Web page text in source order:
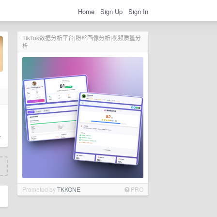
Home Sign Up Sign In
TikTok数据分析平台|粉丝画像分析|视频质量分
析
Promoted byTKKONE PRO